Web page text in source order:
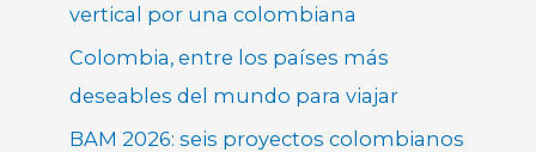
vertical por una colombiana
Colombia, entre los países más
deseables del mundo para viajar
BAM 2026: seis proyectos colombianos